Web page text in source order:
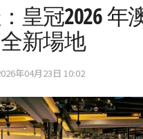
皇冠2026 年
新場地
年04月23日 10:02